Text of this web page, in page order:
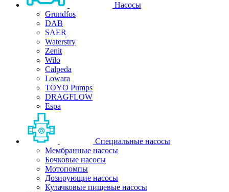
Насосы
Grundfos
DAB
SAER
Waterstry
Zenit
Wilo
Calpeda
Lowara
TOYO Pumps
DRAGFLOW
Espa
Специальные насосы
Мембранные насосы
Бочковые насосы
Мотопомпы
Дозирующие насосы
Кулачковые пищевые насосы